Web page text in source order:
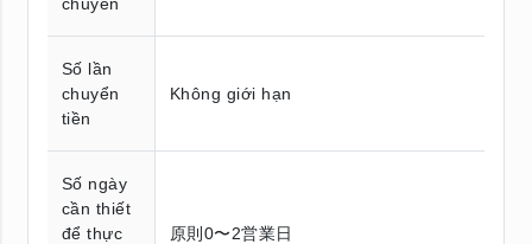
Số lần
chuyển
tiền
Không giới hạn
Số ngày
cần thiết
để thực
原則0〜2営業日